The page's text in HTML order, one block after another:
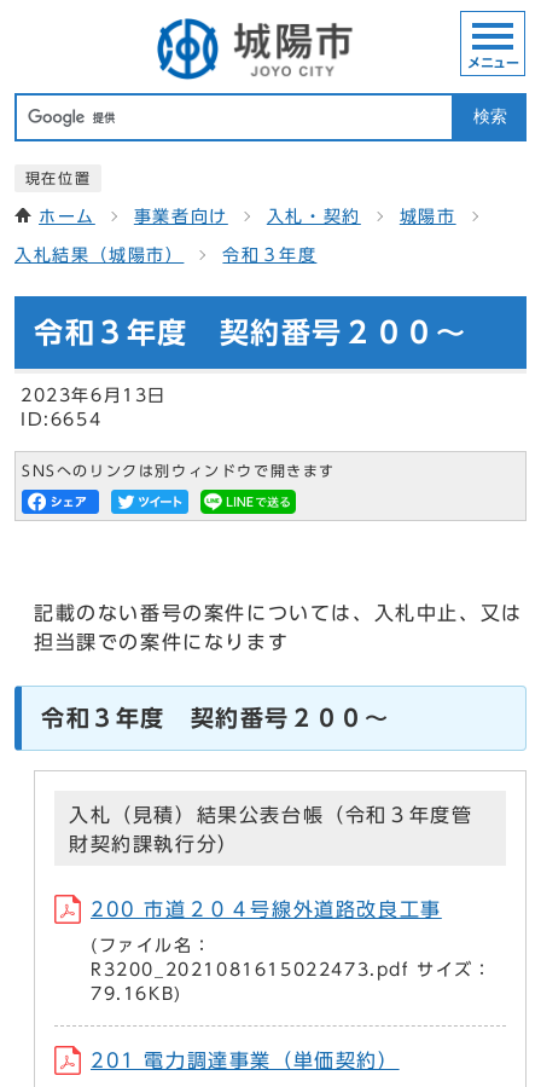
検索
メニュー
現在位置
ホーム 事業者向け 入札・契約 城陽市
入札結果（城陽市） 令和３年度
令和３年度 契約番号２００～
2023年6月13日
ID:6654
SNSへのリンクは別ウィンドウで開きます
記載のない番号の案件については、入札中止、又は
担当課での案件になります
令和３年度 契約番号２００～
入札（見積）結果公表台帳（令和３年度管
財契約課執行分）
200 市道２０４号線外道路改良工事
(ファイル名：
R3200_2021081615022473.pdf サイズ：
79.16KB)
201 電力調達事業（単価契約）